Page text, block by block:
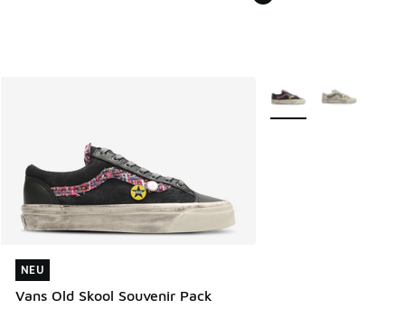
NEU
Vans Old Skool Souvenir Pack
NEU
Weitere Farben